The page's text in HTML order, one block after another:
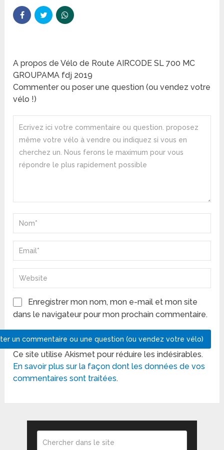
A propos de Vélo de Route AIRCODE SL 700 MC
GROUPAMA fdj 2019
Commenter ou poser une question (ou vendez votre
vélo !)
Enregistrer mon nom, mon e-mail et mon site
dans le navigateur pour mon prochain commentaire.
Ce site utilise Akismet pour réduire les indésirables.
En savoir plus sur la façon dont les données de vos
commentaires sont traitées.